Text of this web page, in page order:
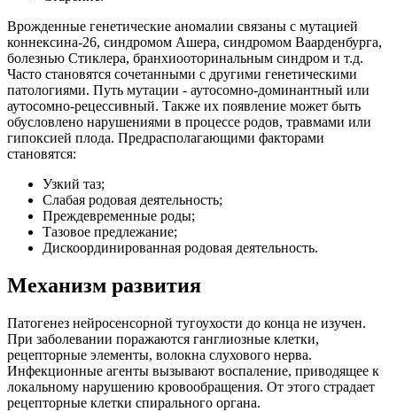
Врожденные генетические аномалии связаны с мутацией
коннексина-26, синдромом Ашера, синдромом Ваарденбурга,
болезнью Стиклера, бранхиооторинальным синдром и т.д.
Часто становятся сочетанными с другими генетическими
патологиями. Путь мутации - аутосомно-доминантный или
аутосомно-рецессивный. Также их появление может быть
обусловлено нарушениями в процессе родов, травмами или
гипоксией плода. Предрасполагающими факторами
становятся:
Узкий таз;
Слабая родовая деятельность;
Преждевременные роды;
Тазовое предлежание;
Дискоординированная родовая деятельность.
Механизм развития
Патогенез нейросенсорной тугоухости до конца не изучен.
При заболевании поражаются ганглиозные клетки,
рецепторные элементы, волокна слухового нерва.
Инфекционные агенты вызывают воспаление, приводящее к
локальному нарушению кровообращения. От этого страдает
рецепторные клетки спирального органа.